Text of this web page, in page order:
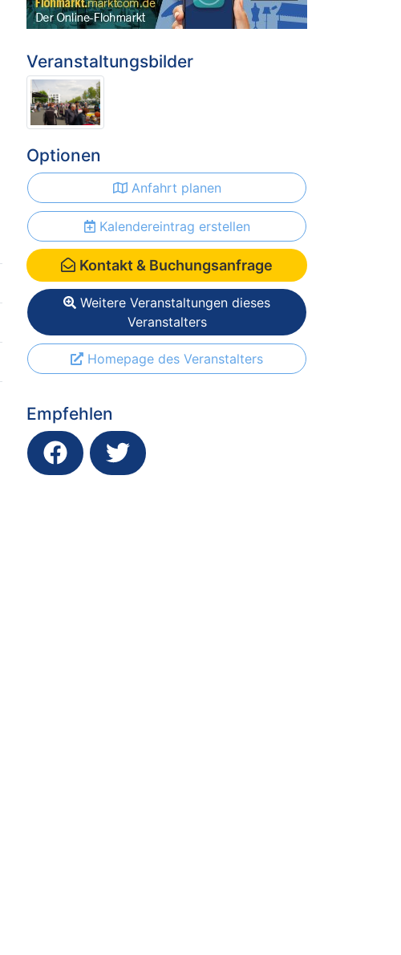
Veranstaltungsbilder
Optionen
Anfahrt planen
Kalendereintrag erstellen
Kontakt & Buchungsanfrage
Weitere Veranstaltungen dieses
Veranstalters
Homepage des Veranstalters
Empfehlen